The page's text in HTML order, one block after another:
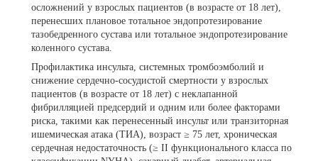
осложнений у взрослых пациентов (в возрасте от 18 лет),
перенесших плановое тотальное эндопротезирование
тазобедренного сустава или тотальное эндопротезирование
коленного сустава.
Профилактика инсульта, системных тромбоэмболий и
снижение сердечно-сосудистой смертности у взрослых
пациентов (в возрасте от 18 лет) с неклапанной
фибрилляцией предсердий и одним или более факторами
риска, такими как перенесенный инсульт или транзиторная
ишемическая атака (ТИА), возраст ≥ 75 лет, хроническая
сердечная недостаточность (≥ II функционального класса по